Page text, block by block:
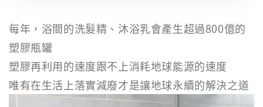
每年，浴間的洗髮精、沐浴乳會產生超過800億的
塑膠瓶罐
塑膠再利用的速度跟不上消耗地球能源的速度
唯有在生活上落實減廢才是讓地球永續的解決之道